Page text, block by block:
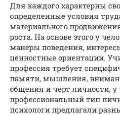
Для каждого характерны
определенные условия
материального
роста. На основе этого у
манеры поведения,
ценностные ориентации.
профессия требует
памяти, мышления,
общения и черт личности, у
профессиональный тип
психологи предлагали